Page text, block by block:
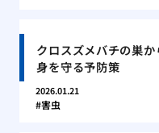
クロスズメバチの巣か
身を守る予防策
2026.01.21
害虫